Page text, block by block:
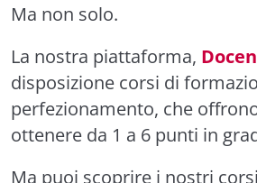
Ma non solo.
La nostra piattaforma,
disposizione corsi di
perfezionamento, che
ottenere da 1 a 6 punti in
Ma puoi scoprire i nostri